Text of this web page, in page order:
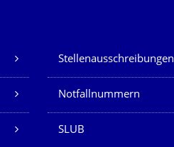
Stellenausschreibungen
Notfallnummern
SLUB